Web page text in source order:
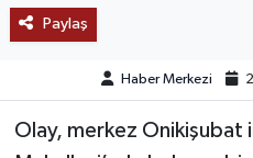
Paylaş
Haber Merkezi
Olay, merkez Onikişubat
KEŞFET
POPÜLER
DÜNYA